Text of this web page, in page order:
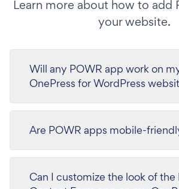
Learn more about how to add
your website.
Will any POWR app work on
OnePress for WordPress
Are POWR apps mobile-
Can I customize the look of